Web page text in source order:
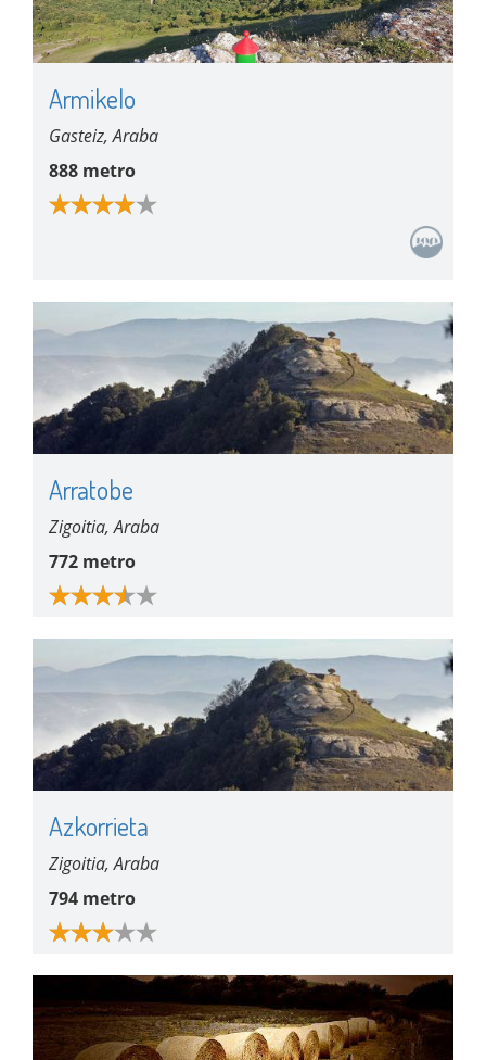
Armikelo
Gasteiz, Araba
888 metro
Arratobe
Zigoitia, Araba
772 metro
Azkorrieta
Zigoitia, Araba
794 metro